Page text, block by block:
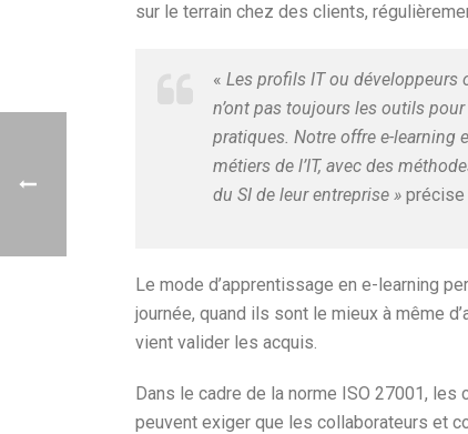
sur le terrain chez des clients,
« Les profils IT ou
n’ont pas toujours les outils
pratiques. Notre offre e-learning
métiers de l’IT, avec des
du SI de leur entreprise » précise
Le mode d’apprentissage en e-learning
journée, quand ils sont le mieux à même
vient valider les acquis.
Dans le cadre de la norme ISO 27001,
peuvent exiger que les collaborateurs et